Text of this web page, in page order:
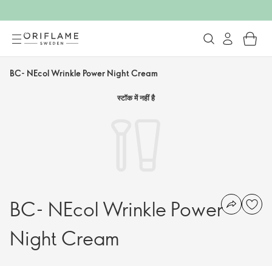
BC- NEcol Wrinkle Power Night Cream
स्टॉक में नहीं है
BC- NEcol Wrinkle Power
Night Cream